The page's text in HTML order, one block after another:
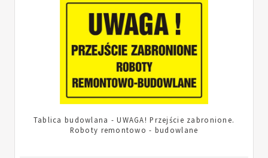
Tablica budowlana - UWAGA! Przejście zabronione.
Roboty remontowo - budowlane